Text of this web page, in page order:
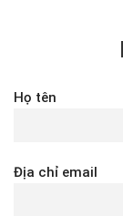
Họ tên
Địa chỉ email